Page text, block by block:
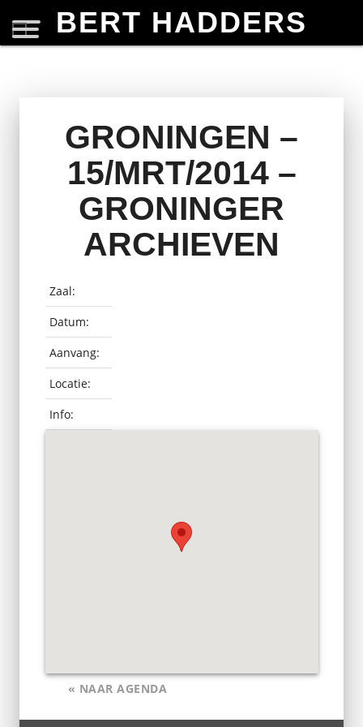
BERT HADDERS
GRONINGEN –
15/MRT/2014 –
GRONINGER
ARCHIEVEN
Zaal:
Datum:
Aanvang:
Locatie:
Info:
« NAAR AGENDA